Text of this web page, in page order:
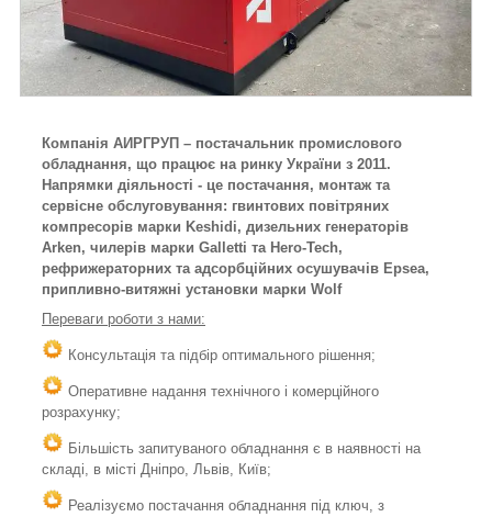
Компанія АИРГРУП – постачальник промислового
обладнання, що працює на ринку України з 2011.
Напрямки діяльності - це постачання, монтаж та
сервісне обслуговування: гвинтових повітряних
компресорів марки Keshidi, дизельних генераторів
Arken, чилерів марки Galletti та Hero-Tech,
рефрижераторних та адсорбційних осушувачів Epsea,
припливно-витяжні установки марки Wolf
Переваги роботи з нами:
Консультація та підбір оптимального рішення;
Оперативне надання технічного і комерційного
розрахунку;
Більшість запитуваного обладнання є в наявності на
складі, в місті Дніпро, Львів, Київ;
Реалізуємо постачання обладнання під ключ, з